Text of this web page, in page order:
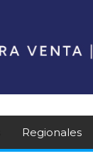
Regionales